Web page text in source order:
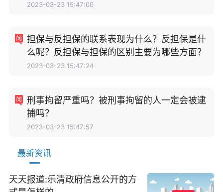
2023-03-23 15:47:00
担保与反担保的联系表现为什么？反担保是什
么呢？反担保与担保的区别主要为哪些方面？
2023-03-23 15:47:24
刑事拘留严重吗？被刑事拘留的人一定会被逮
捕吗？
2023-03-23 15:47:57
最新资讯
天天报道:乐清政府信息公开的方